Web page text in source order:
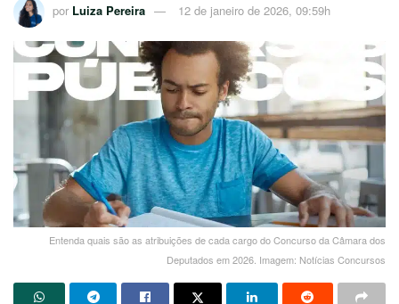
por Luiza Pereira 12 de janeiro de 2026, 09:59h
Entenda quais são as atribuições de cada cargo do Concurso da Câmara dos
Deputados em 2026. Imagem: Notícias Concursos